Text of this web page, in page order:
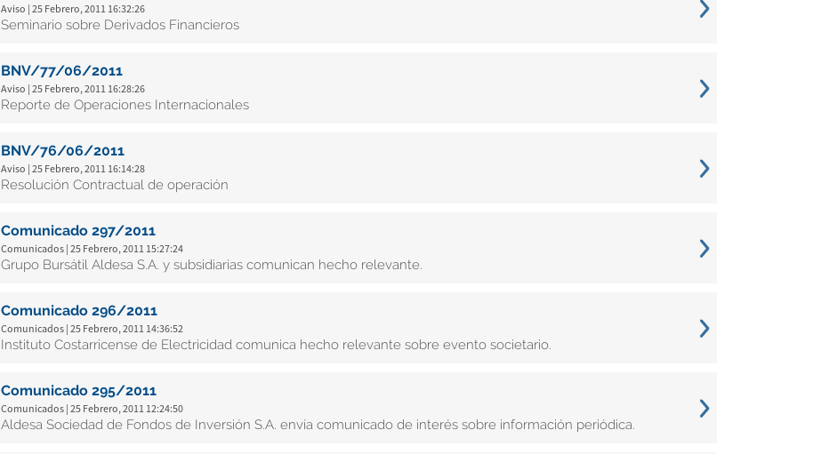
Aviso | 25 Febrero, 2011 16:32:26
Seminario sobre Derivados Financieros
BNV/77/06/2011
Aviso | 25 Febrero, 2011 16:28:26
Reporte de Operaciones Internacionales
BNV/76/06/2011
Aviso | 25 Febrero, 2011 16:14:28
Resolución Contractual de operación
Comunicado 297/2011
Comunicados | 25 Febrero, 2011 15:27:24
Grupo Bursátil Aldesa S.A. y subsidiarias comunican hecho relevante.
Comunicado 296/2011
Comunicados | 25 Febrero, 2011 14:36:52
Instituto Costarricense de Electricidad comunica hecho relevante sobre evento societario.
Comunicado 295/2011
Comunicados | 25 Febrero, 2011 12:24:50
Aldesa Sociedad de Fondos de Inversión S.A. envía comunicado de interés sobre información periódica.